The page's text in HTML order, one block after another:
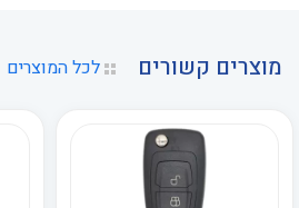
מוצרים קשורים לכל המוצרים